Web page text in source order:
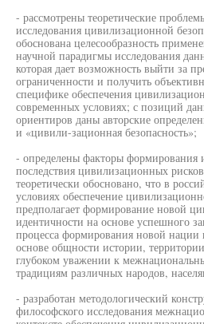
- рассмотрены теоретические
исследования цивилизационной
обоснована целесообразность
научной парадигмы исследования
которая дает возможность выйти за
ограниченности и получить
специфике обеспечения
современных условиях; с позиций
ориентиров даны авторские
и «цивили-зационная безопасность»;
- определены факторы формирования
последствия цивилизационных
теоретически обосновано, что в
условиях обеспечение
предполагает формирование новой
идентичности на основе успешного
процесса формирования новой нации
основе общности истории,
глубоком уважении к
традициям различных народов,
- разработан методологический
философского исследования